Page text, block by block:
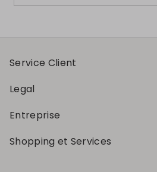
Service Client
Legal
Entreprise
Shopping et Services